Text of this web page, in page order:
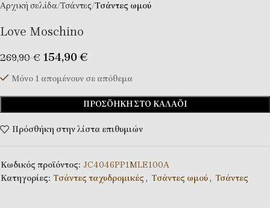
Αρχική σελίδα Τσάντες Tσάντες ωμού
Love Moschino
269,90€ 154,90€
Μόνο 1 απομένουν σε απόθεμα
ΠΡΟΣΘΉΚΗ ΣΤΟ ΚΑΛΆΘΙ
Πρόσθήκη στην λίστα επιθυμιών
Κωδικός προϊόντος: JC4046PP1MLE100A
Κατηγορίες: Tσάντες ταχυδρομικές , Tσάντες ωμού, Τσάντες